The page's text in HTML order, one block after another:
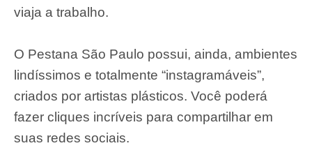
viaja a trabalho.
O Pestana São Paulo possui, ainda, ambientes
lindíssimos e totalmente “instagramáveis”,
criados por artistas plásticos. Você poderá
fazer cliques incríveis para compartilhar em
suas redes sociais.